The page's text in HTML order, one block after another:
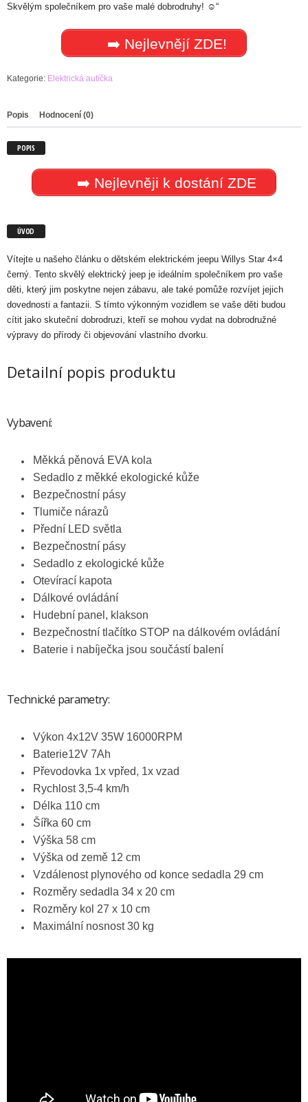
Skvělým společníkem pro vaše malé dobrodruhy! ☺️“
➡️ Nejlevnějí ZDE!
Kategorie: Elektrická autíčka
Popis Hodnocení (0)
POPIS
➡️ Nejlevněji k dostání ZDE
ÚVOD
Vítejte u našeho článku o dětském elektrickém jeepu Willys Star 4×4
černý. Tento skvělý elektrický jeep je ideálním společníkem pro vaše
děti, který jim poskytne nejen zábavu, ale také pomůže rozvíjet jejich
dovednosti a fantazii. S tímto výkonným vozidlem se vaše děti budou
cítit jako skuteční dobrodruzi, kteří se mohou vydat na dobrodružné
výpravy do přírody či objevování vlastního dvorku.
Detailní popis produktu
Vybavení:
Měkká pěnová EVA kola
Sedadlo z měkké ekologické kůže
Bezpečnostní pásy
Tlumiče nárazů
Přední LED světla
Bezpečnostní pásy
Sedadlo z ekologické kůže
Otevírací kapota
Dálkové ovládání
Hudební panel, klakson
Bezpečnostní tlačítko STOP na dálkovém ovládání
Baterie i nabíječka jsou součástí balení
Technické parametry:
Výkon 4x12V 35W 16000RPM
Baterie12V 7Ah
Převodovka 1x vpřed, 1x vzad
Rychlost 3,5-4 km/h
Délka 110 cm
Šířka 60 cm
Výška 58 cm
Výška od země 12 cm
Vzdálenost plynového od konce sedadla 29 cm
Rozměry sedadla 34 x 20 cm
Rozměry kol 27 x 10 cm
Maximální nosnost 30 kg